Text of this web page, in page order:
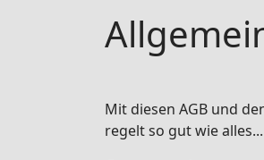
Mit diesen AGB und
regelt so gut wie alles...